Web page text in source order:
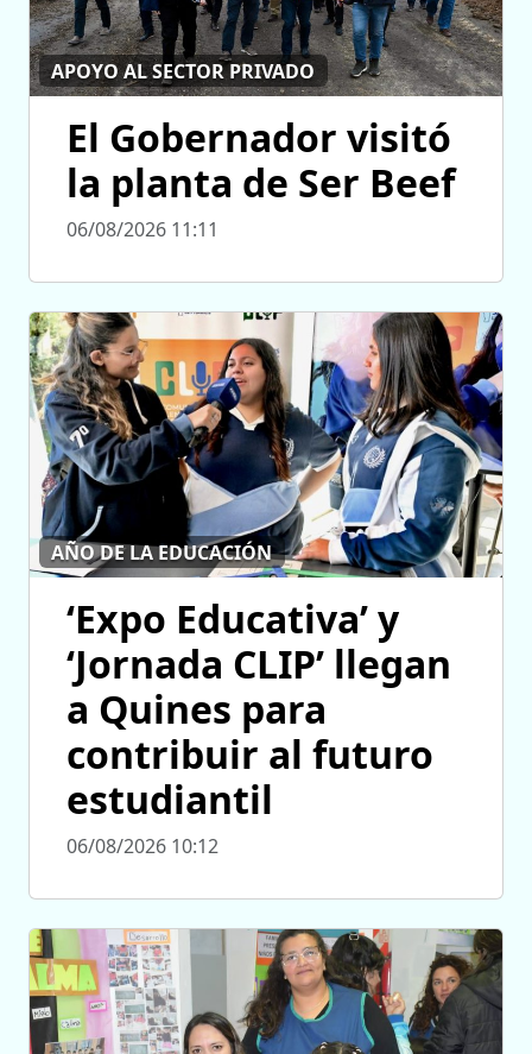
APOYO AL SECTOR PRIVADO
El Gobernador visitó
la planta de Ser Beef
06/08/2026 11:11
AÑO DE LA EDUCACIÓN
‘Expo Educativa’ y
‘Jornada CLIP’ llegan
a Quines para
contribuir al futuro
estudiantil
06/08/2026 10:12